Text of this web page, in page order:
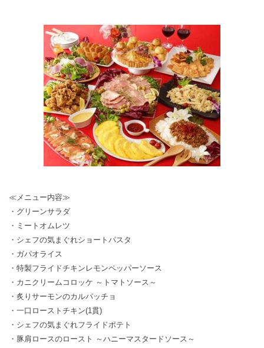
≪メニュー内容≫
・グリーンサラダ
・ミートオムレツ
・シェフの気まぐれショートパスタ
・ガパオライス
・特製フライドチキンレモンペッパーソース
・カニクリームコロッケ ～トマトソース～
・炙りサーモンのカルパッチョ
・一口ローストチキン(1貫)
・シェフの気まぐれフライドポテト
・豚肩ロースのロースト ～ハニーマスタードソース～